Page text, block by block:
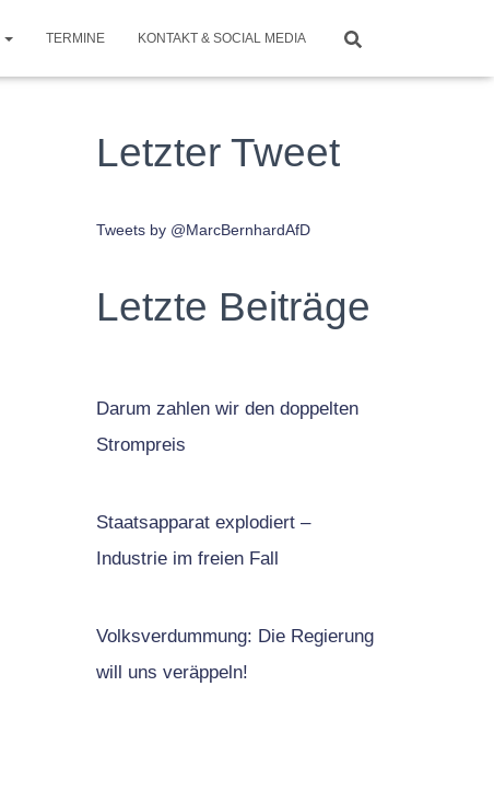
TERMINE KONTAKT & SOCIAL MEDIA
Letzter Tweet
Tweets by @MarcBernhardAfD
Letzte Beiträge
Darum zahlen wir den doppelten
Strompreis
Staatsapparat explodiert –
Industrie im freien Fall
Volksverdummung: Die Regierung
will uns veräppeln!